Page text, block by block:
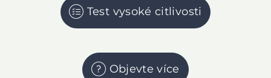
Test vysoké citlivosti
Objevte více